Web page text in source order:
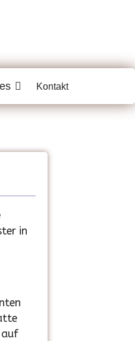
Kontakt
in
auf